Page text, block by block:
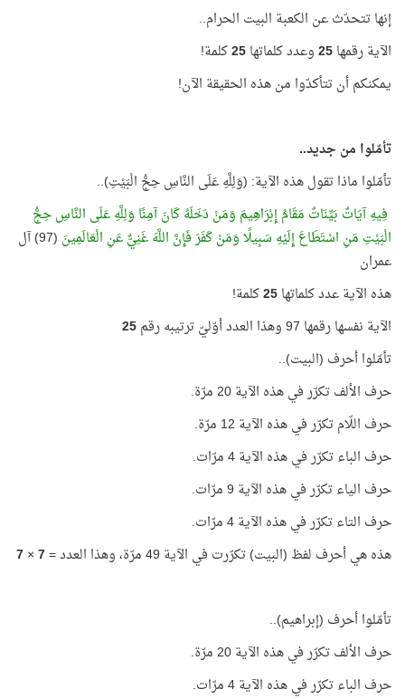
إنها تتحدّث عن الكعبة البيت الحرام..
الآية رقمها25وعدد كلماتها25كلمة!
يمكنكم أن تتأكدّوا من هذه الحقيقة الآن!
تأمّلوا من جديد..
تأمّلوا ماذا تقول هذه الآية: (وَلِلَّهِ عَلَى النَّاسِ حِجُّ الْبَيْتِ)..
فِيهِ آيَاتٌ بَيِّنَاتٌ مَقَامُ إِبْرَاهِيمَ وَمَنْ دَخَلَهُ كَانَ آمِنًا وَلِلَّهِ عَلَى النَّاسِ حِجُّ
الْبَيْتِ مَنِ اسْتَطَاعَ إِلَيْهِ سَبِيلًا وَمَنْ كَفَرَ فَإِنَّ اللَّهَ غَنِيٌّ عَنِ الْعَالَمِينَ
(97) آل
عمران
هذه الآية عدد كلماتها25كلمة!
الآية نفسها رقمها 97 وهذا العدد أوّليّ ترتيبه رقم
25
تأمّلوا أحرف (البيت)..
حرف الألف تكرّر في هذه الآية 20 مرّة.
حرف اللّام تكرّر في هذه الآية 12 مرّة.
حرف الباء تكرّر في هذه الآية 4 مرّات.
حرف الياء تكرّر في هذه الآية 9 مرّات.
حرف التاء تكرّر في هذه الآية 4 مرّات.
هذه هي أحرف لفظ (البيت) تكرّرت في الآية 49 مرّة، وهذا العدد =
7
×
7
تأمّلوا أحرف (إبراهيم)..
حرف الألف تكرّر في هذه الآية 20 مرّة.
حرف الباء تكرّر في هذه الآية 4 مرّات.